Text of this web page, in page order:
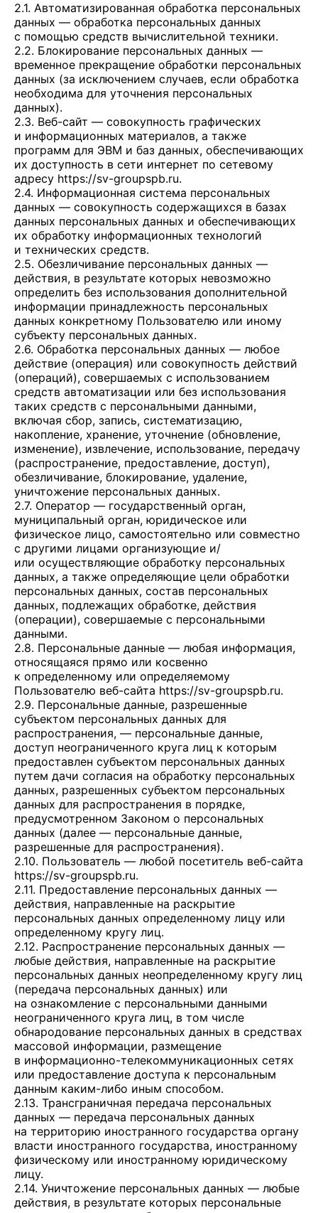
2.1. Автоматизированная обработка персональных
данных — обработка персональных данных
с помощью средств вычислительной техники.
2.2. Блокирование персональных данных —
временное прекращение обработки персональных
данных (за исключением случаев, если обработка
необходима для уточнения персональных
данных).
2.3. Веб-сайт — совокупность графических
и информационных материалов, а также
программ для ЭВМ и баз данных, обеспечивающих
их доступность в сети интернет по сетевому
адресу https://sv-groupspb.ru.
2.4. Информационная система персональных
данных — совокупность содержащихся в базах
данных персональных данных и обеспечивающих
их обработку информационных технологий
и технических средств.
2.5. Обезличивание персональных данных —
действия, в результате которых невозможно
определить без использования дополнительной
информации принадлежность персональных
данных конкретному Пользователю или иному
субъекту персональных данных.
2.6. Обработка персональных данных — любое
действие (операция) или совокупность действий
(операций), совершаемых с использованием
средств автоматизации или без использования
таких средств с персональными данными,
включая сбор, запись, систематизацию,
накопление, хранение, уточнение (обновление,
изменение), извлечение, использование, передачу
(распространение, предоставление, доступ),
обезличивание, блокирование, удаление,
уничтожение персональных данных.
2.7. Оператор — государственный орган,
муниципальный орган, юридическое или
физическое лицо, самостоятельно или совместно
с другими лицами организующие и/
или осуществляющие обработку персональных
данных, а также определяющие цели обработки
персональных данных, состав персональных
данных, подлежащих обработке, действия
(операции), совершаемые с персональными
данными.
2.8. Персональные данные — любая информация,
относящаяся прямо или косвенно
к определенному или определяемому
Пользователю веб-сайта https://sv-groupspb.ru.
2.9. Персональные данные, разрешенные
субъектом персональных данных для
распространения, — персональные данные,
доступ неограниченного круга лиц к которым
предоставлен субъектом персональных данных
путем дачи согласия на обработку персональных
данных, разрешенных субъектом персональных
данных для распространения в порядке,
предусмотренном Законом о персональных
данных (далее — персональные данные,
разрешенные для распространения).
2.10. Пользователь — любой посетитель веб-сайта
https://sv-groupspb.ru.
2.11. Предоставление персональных данных —
действия, направленные на раскрытие
персональных данных определенному лицу или
определенному кругу лиц.
2.12. Распространение персональных данных —
любые действия, направленные на раскрытие
персональных данных неопределенному кругу лиц
(передача персональных данных) или
на ознакомление с персональными данными
неограниченного круга лиц, в том числе
обнародование персональных данных в средствах
массовой информации, размещение
в информационно-телекоммуникационных сетях
или предоставление доступа к персональным
данным каким-либо иным способом.
2.13. Трансграничная передача персональных
данных — передача персональных данных
на территорию иностранного государства органу
власти иностранного государства, иностранному
физическому или иностранному юридическому
лицу.
2.14. Уничтожение персональных данных — любые
действия, в результате которых персональные